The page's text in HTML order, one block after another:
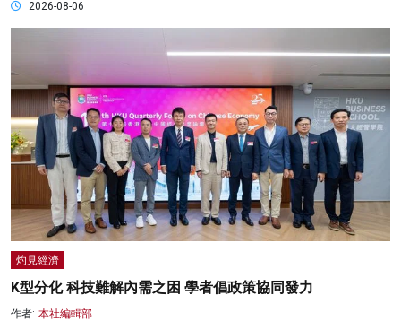
2026-08-06
灼見經濟
K型分化 科技難解內需之困 學者倡政策協同發力
作者: 本社編輯部